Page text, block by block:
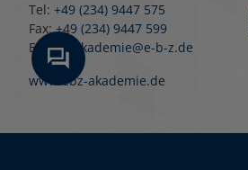
Tel: +49 (234) 9447 575
Fax:+49 (234) 9447 599
E-Mail: akademie@e-b-z.de
www.ebz-akademie.de